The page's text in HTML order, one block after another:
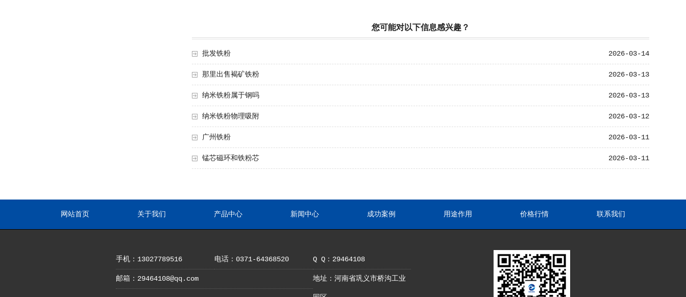
您可能对以下信息感兴趣？
2026-03-14
批发铁粉
2026-03-13
那里出售褐矿铁粉
2026-03-13
纳米铁粉属于钢吗
2026-03-12
纳米铁粉物理吸附
2026-03-11
广州铁粉
2026-03-11
锰芯磁环和铁粉芯
网站首页 关于我们 产品中心 新闻中心 成功案例 用途作用 价格行情 联系我们
手机：13027789516 电话：0371-64368520 Q Q：29464108
邮箱：29464108@qq.com 地址：河南省巩义市桥沟工业